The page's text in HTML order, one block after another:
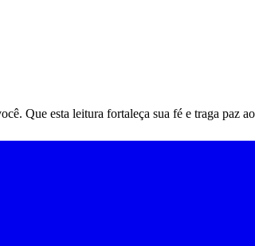
Que esta leitura fortaleça sua fé e traga paz